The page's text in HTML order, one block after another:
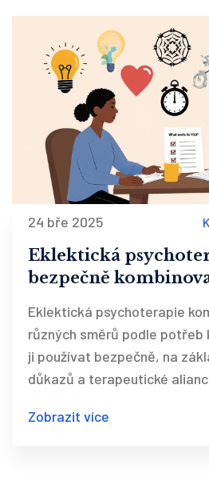
24 bře 2025
Eklektická
bezpečně
Eklektická psychoterapie
různých směrů podle
ji používat bezpečně, na
důkazů a terapeutické
Zobrazit více